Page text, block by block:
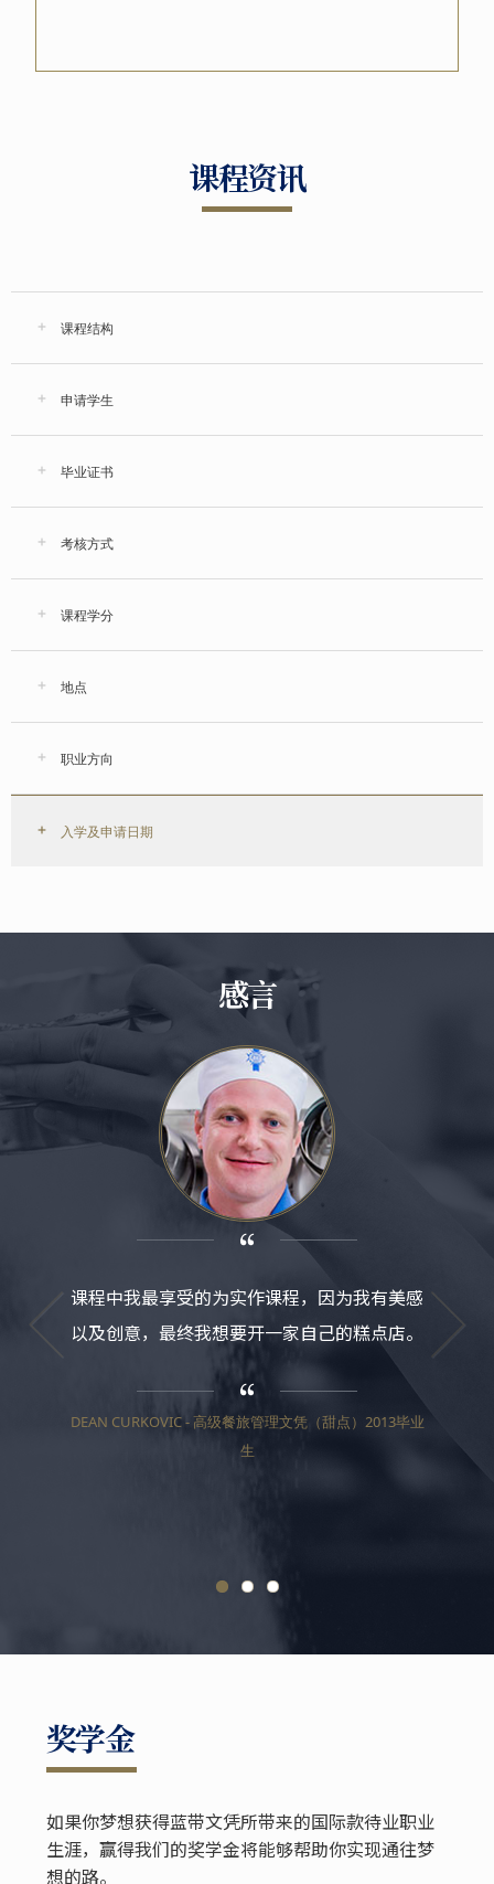
课程资讯
课程结构
申请学生
毕业证书
考核方式
课程学分
地点
职业方向
入学及申请日期
感言
课程中我最享受的为实作课程，因为我有美感
以及创意，最终我想要开一家自己的糕点店。
DEAN CURKOVIC - 高级餐旅管理文凭（甜点）2013毕业
生
我在蓝
甜点证
奖学金
如果你梦想获得蓝带文凭所带来的国际款待业职业
生涯，赢得我们的奖学金将能够帮助你实现通往梦
想的路。